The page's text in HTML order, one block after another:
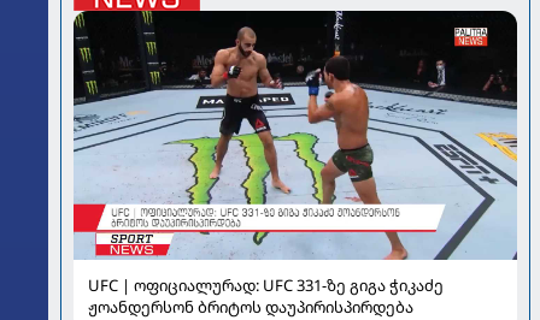
UFC | ოფიციალურად: UFC 331-ზე გიგა ჭიკაძე
ჟოანდერსონ ბრიტოს დაუპირისპირდება